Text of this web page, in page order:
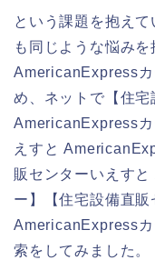
という課題を抱え
も同じような悩みを
AmericanExpressカ
め、ネットで【住宅
AmericanExpress
えすと
販センターいえす
ー】【住宅設備直販
AmericanExpress
索をしてみました。